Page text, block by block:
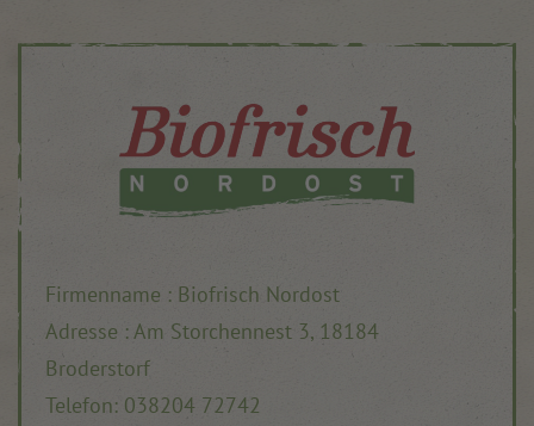
Firmenname : Biofrisch Nordost
Adresse : Am Storchennest 3, 18184
Broderstorf
Telefon: 038204 72742